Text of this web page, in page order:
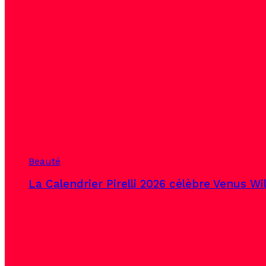
Beauté
La Calendrier Pirelli 2026 célèbre Venus